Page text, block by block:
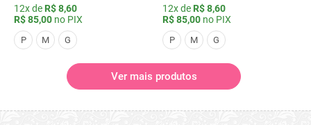
12x de R$ 8,60
R$ 85,00 no PIX
P M G
12x de R$ 8,60
R$ 85,00 no PIX
P M G
Ver mais produtos